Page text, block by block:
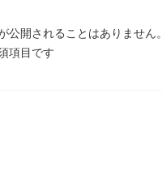
公開されることはありません。
項目です